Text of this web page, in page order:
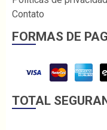
Contato
FORMAS DE
TOTAL